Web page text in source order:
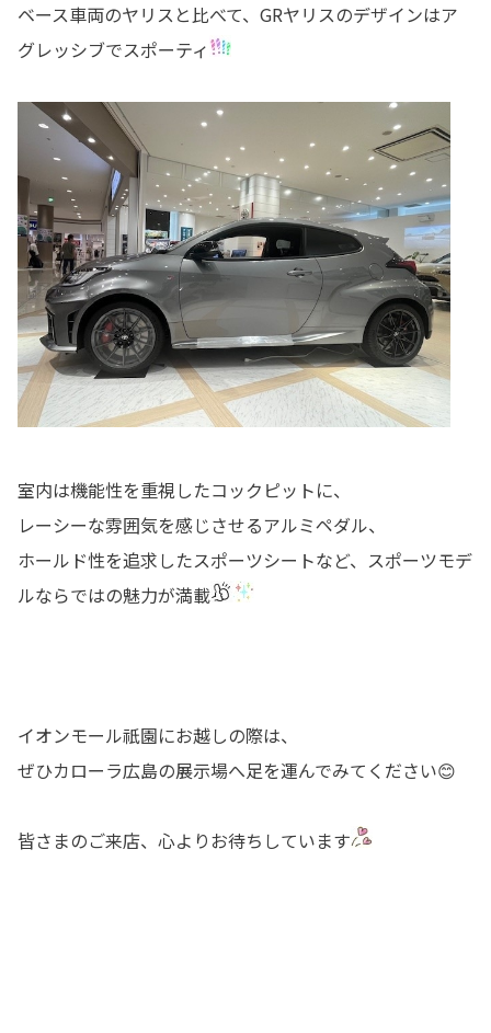
ベース車両のヤリスと比べて、GRヤリスのデザインはア
グレッシブでスポーティ
室内は機能性を重視したコックピットに、
レーシーな雰囲気を感じさせるアルミペダル、
ホールド性を追求したスポーツシートなど、スポーツモデ
ルならではの魅力が満載
イオンモール祇園にお越しの際は、
ぜひカローラ広島の展示場へ足を運んでみてください😊
皆さまのご来店、心よりお待ちしています